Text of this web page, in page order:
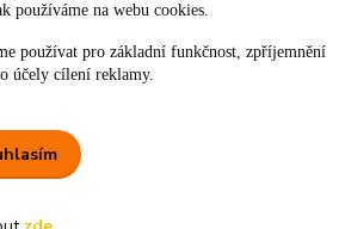
používáme na webu cookies.
používat pro základní funkčnost, zpříjemnění
účely cílení reklamy.
ceny